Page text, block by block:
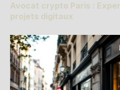
Avocat crypto Paris :
projets digitaux